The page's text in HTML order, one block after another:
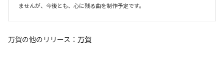
ませんが、今後とも、心に残る曲を制作予定です。
万賀の他のリリース： 万賀